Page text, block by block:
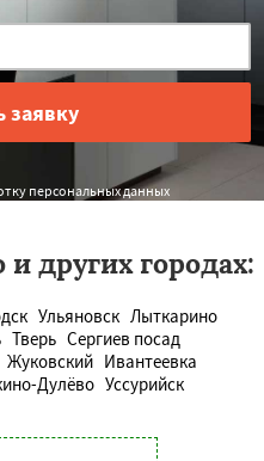
персональных данных
других городах:
Ульяновск Лыткарино
Тверь Сергиев посад
Жуковский Ивантеевка
Дулёво Уссурийск